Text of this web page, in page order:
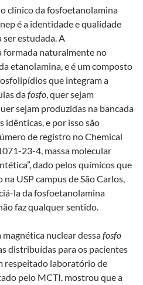
clínico da fosfoetanolamina
é a identidade e qualidade
ser estudada. A
formada naturalmente no
etanolamina, e é um composto
que integram a
dafosfo, quer sejam
sejam produzidas na bancada
idênticas, e por isso são
de registro no Chemical
23-4, massa molecular
dado pelos químicos que
USP campus de São Carlos,
la da fosfoetanolamina
faz qualquer sentido.
nuclear dessafosfo
distribuídas para os pacientes
respeitado laboratório de
pelo MCTI, mostrou que a